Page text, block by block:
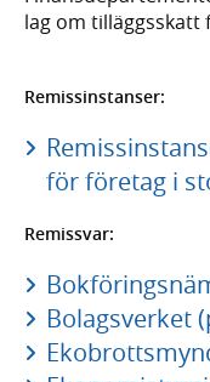
lag om
Remissinstanser:
för företag i
Remissvar:
Bolagsverket